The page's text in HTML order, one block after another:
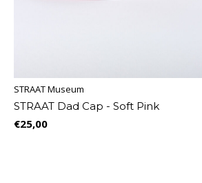
STRAAT Museum
STRAAT Dad Cap - Soft Pink
€25,00